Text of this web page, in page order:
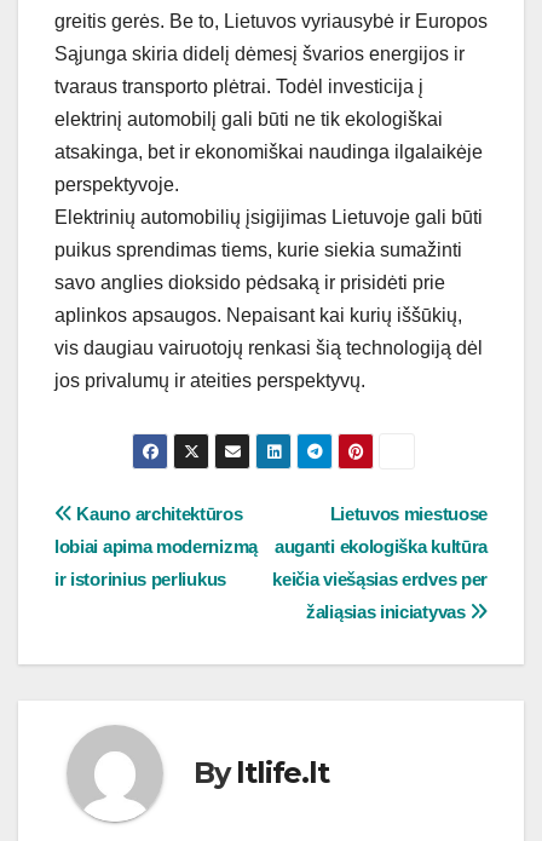
greitis gerės. Be to, Lietuvos vyriausybė ir Europos
Sąjunga skiria didelį dėmesį švarios energijos ir
tvaraus transporto plėtrai. Todėl investicija į
elektrinį automobilį gali būti ne tik ekologiškai
atsakinga, bet ir ekonomiškai naudinga ilgalaikėje
perspektyvoje.
Elektrinių automobilių įsigijimas Lietuvoje gali būti
puikus sprendimas tiems, kurie siekia sumažinti
savo anglies dioksido pėdsaką ir prisidėti prie
aplinkos apsaugos. Nepaisant kai kurių iššūkių,
vis daugiau vairuotojų renkasi šią technologiją dėl
jos privalumų ir ateities perspektyvų.
Navigacija
tarp
Lietuvos miestuose
auganti ekologiška kultūra
keičia viešąsias erdves per
žaliąsias iniciatyvas
Kauno architektūros
lobiai apima modernizmą
ir istorinius perliukus
Byltlife.lt